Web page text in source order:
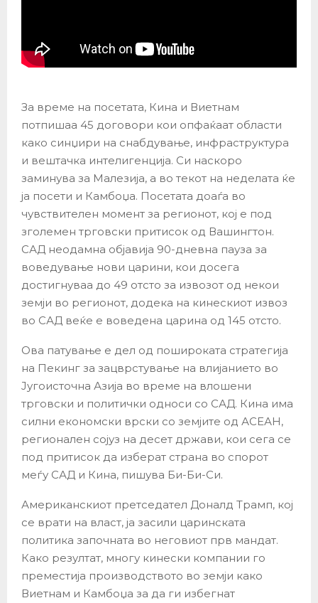
За време на посетата, Кина и Виетнам
потпишаа 45 договори кои опфаќаат области
како синџири на снабдување, инфраструктура
и вештачка интелигенција. Си наскоро
заминува за Малезија, а во текот на неделата ќе
ја посети и Камбоџа. Посетата доаѓа во
чувствителен момент за регионот, кој е под
зголемен трговски притисок од Вашингтон.
САД неодамна објавија 90-дневна пауза за
воведување нови царини, кои досега
достигнуваа до 49 отсто за извозот од некои
земји во регионот, додека на кинескиот извоз
во САД веќе е воведена царина од 145 отсто.
Ова патување е дел од пошироката стратегија
на Пекинг за зацврстување на влијанието во
Југоисточна Азија во време на влошени
трговски и политички односи со САД. Кина има
силни економски врски со земјите од АСЕАН,
регионален сојуз на десет држави, кои сега се
под притисок да изберат страна во спорот
меѓу САД и Кина, пишува Би-Би-Си.
Американскиот претседател Доналд Трамп, кој
се врати на власт, ја засили царинската
политика започната во неговиот прв мандат.
Како резултат, многу кинески компании го
преместија производството во земји како
Виетнам и Камбоџа за да ги избегнат